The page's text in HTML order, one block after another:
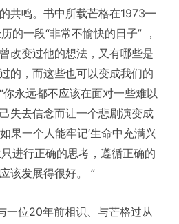
共鸣。书中所载芒格在1973—
的一段“非常不愉快的日子” ，
改变过他的想法，又有哪些是
的，而这些也可以变成我们的
永远都不应该在面对一些难以
失去信念而让一个悲剧演变成
果一个人能牢记‘生命中充满兴
进行正确的思考，遵循正确的
该发展得很好。 ”
一位20年前相识、与芒格过从